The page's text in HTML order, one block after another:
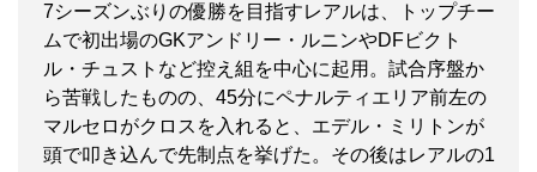
7シーズンぶりの優勝を目指すレアルは、トップチー
ムで初出場のGKアンドリー・ルニンやDFビクト
ル・チュストなど控え組を中心に起用。試合序盤か
ら苦戦したものの、45分にペナルティエリア前左の
マルセロがクロスを入れると、エデル・ミリトンが
頭で叩き込んで先制点を挙げた。その後はレアルの1